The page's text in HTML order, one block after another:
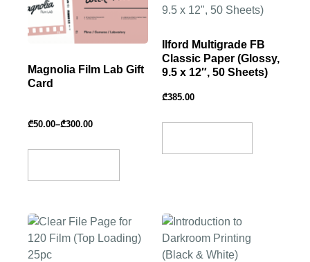
Magnolia Film Lab Gift
Card
₾50.00–₾300.00
Ilford Multigrade FB
Classic Paper (Glossy,
9.5 x 12″, 50 Sheets)
₾385.00